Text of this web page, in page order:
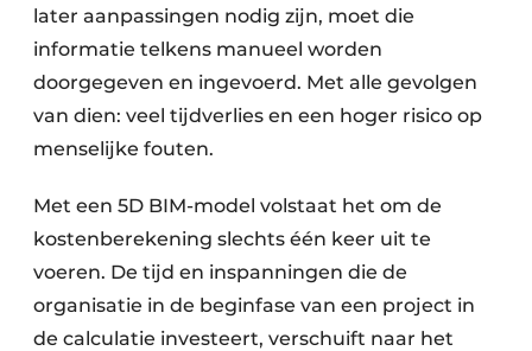
later aanpassingen nodig zijn, moet die
informatie telkens manueel worden
doorgegeven en ingevoerd. Met alle gevolgen
van dien: veel tijdverlies en een hoger risico op
menselijke fouten.
Met een 5D BIM-model volstaat het om de
kostenberekening slechts één keer uit te
voeren. De tijd en inspanningen die de
organisatie in de beginfase van een project in
de calculatie investeert, verschuift naar het